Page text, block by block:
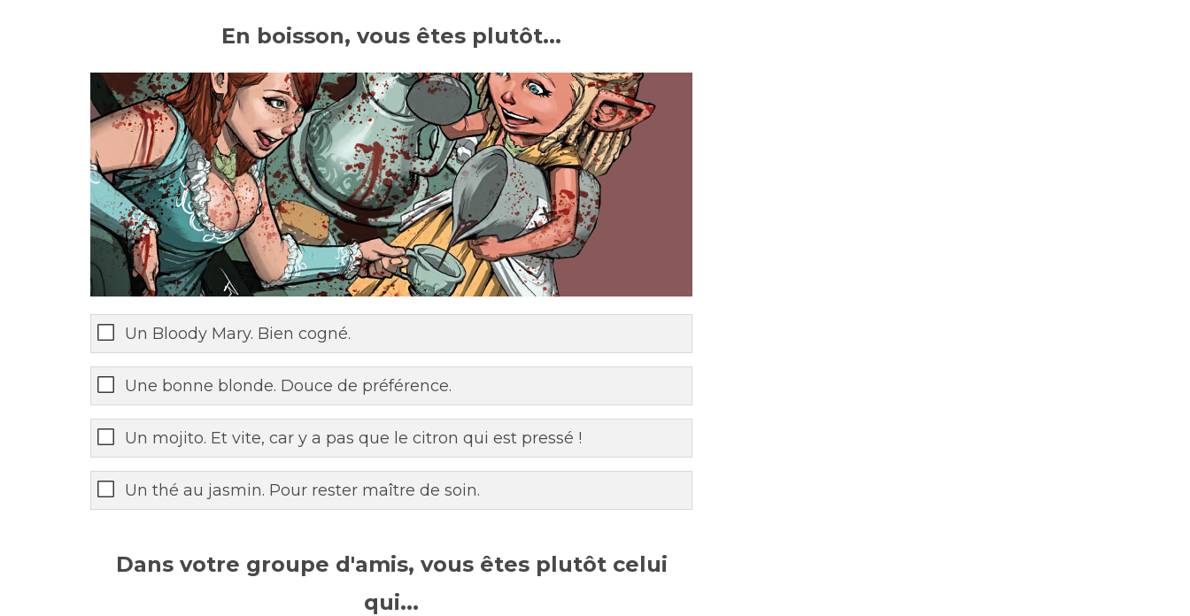
En boisson, vous êtes plutôt...
Un Bloody Mary. Bien cogné.
Une bonne blonde. Douce de préférence.
Un mojito. Et vite, car y a pas que le citron qui est pressé !
Un thé au jasmin. Pour rester maître de soin.
Dans votre groupe d'amis, vous êtes plutôt celui
qui...